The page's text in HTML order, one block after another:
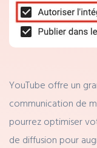
YouTube offre un
communication de
pourrez optimiser
de diffusion pour